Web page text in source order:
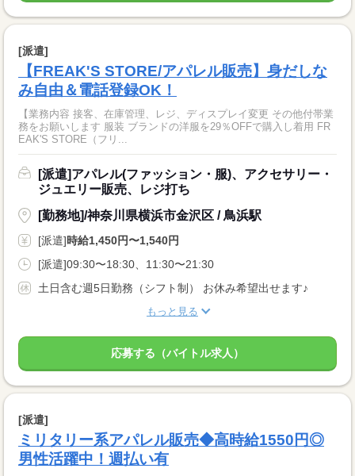
[派遣]
【FREAK'S STORE/アパレル販売】身だしな
み自由＆電話登録OK！
【業務内容 接客、在庫管理、レジ、ディスプレイ変更 その他付帯業
務をお願いします 服装 ブランドの洋服を29％OFFで購入し着用 FR
EAK'S STORE（フリ...
[派遣]アパレル(ファッション・服)、アクセサリー・
ジュエリー販売、レジ打ち
[勤務地]/神奈川県横浜市金沢区 / 鳥浜駅
[派遣]時給1,450円〜1,540円
[派遣]09:30〜18:30、11:30〜21:30
土日含む週5日勤務（シフト制） お休み希望出せます♪
もっと見る
応募する（バイトル求人）
[派遣]
ミリタリー系アパレル販売◆高時給1550円◎
男性活躍中！週払い有